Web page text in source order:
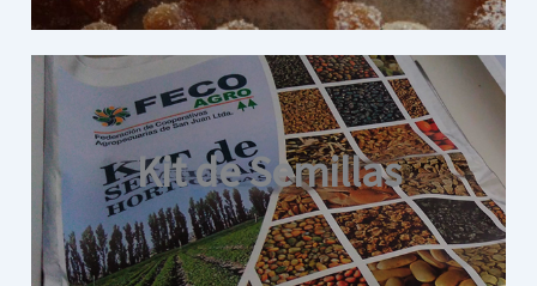
Kit de Semillas